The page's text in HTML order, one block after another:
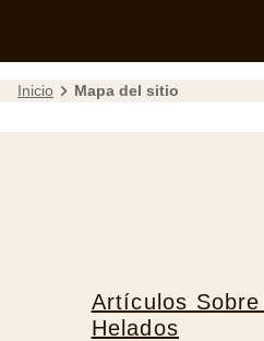
Inicio Mapa del sitio
Artículos
Helados